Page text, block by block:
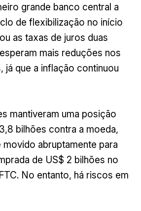
grande banco central a
de flexibilização no início
as taxas de juros duas
mais reduções nos
já que a inflação continuou
mantiveram uma posição
bilhões contra a moeda,
abruptamente para
de US$ 2 bilhões no
No entanto, há riscos em